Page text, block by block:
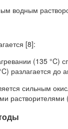
водным
[8]:
(135 °C)
разлагается
сильным